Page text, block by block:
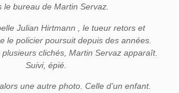
le bureau de Martin Servaz.
Julian Hirtmann , le tueur retors et
le policier poursuit depuis des années.
clichés, Martin Servaz apparaît.
Suivi, épié.
une autre photo. Celle d’un enfant.